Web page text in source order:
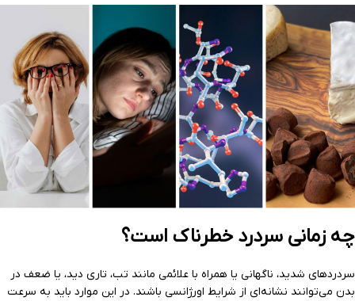
چه زمانی سردرد خطرناک است؟
سردردهای شدید، ناگهانی یا همراه با علائمی مانند تب، تاری دید، یا ضعف در
بدن می‌توانند نشانه‌ای از شرایط اورژانسی باشند. در این موارد باید به سرعت